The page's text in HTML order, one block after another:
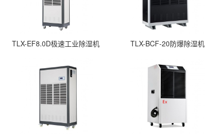
TLX-EF8.0D极速工业除湿机 TLX-BCF-20防爆除湿机